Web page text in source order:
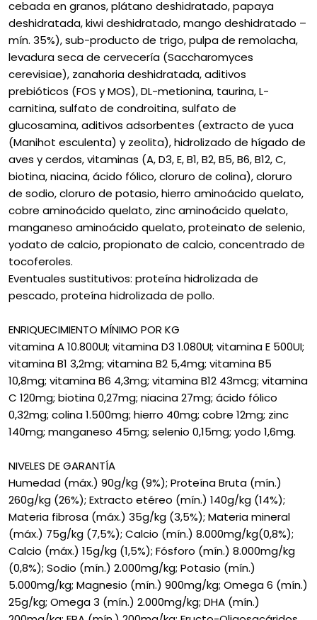
cebada en granos, plátano deshidratado, papaya
deshidratada, kiwi deshidratado, mango deshidratado –
mín. 35%), sub-producto de trigo, pulpa de remolacha,
levadura seca de cervecería (Saccharomyces
cerevisiae), zanahoria deshidratada, aditivos
prebióticos (FOS y MOS), DL-metionina, taurina, L-
carnitina, sulfato de condroitina, sulfato de
glucosamina, aditivos adsorbentes (extracto de yuca
(Manihot esculenta) y zeolita), hidrolizado de hígado de
aves y cerdos, vitaminas (A, D3, E, B1, B2, B5, B6, B12, C,
biotina, niacina, ácido fólico, cloruro de colina), cloruro
de sodio, cloruro de potasio, hierro aminoácido quelato,
cobre aminoácido quelato, zinc aminoácido quelato,
manganeso aminoácido quelato, proteinato de selenio,
yodato de calcio, propionato de calcio, concentrado de
tocoferoles.
Eventuales sustitutivos: proteína hidrolizada de
pescado, proteína hidrolizada de pollo.
ENRIQUECIMIENTO MÍNIMO POR KG
vitamina A 10.800UI; vitamina D3 1.080UI; vitamina E 500UI;
vitamina B1 3,2mg; vitamina B2 5,4mg; vitamina B5
10,8mg; vitamina B6 4,3mg; vitamina B12 43mcg; vitamina
C 120mg; biotina 0,27mg; niacina 27mg; ácido fólico
0,32mg; colina 1.500mg; hierro 40mg; cobre 12mg; zinc
140mg; manganeso 45mg; selenio 0,15mg; yodo 1,6mg.
NIVELES DE GARANTÍA
Humedad (máx.) 90g/kg (9%); Proteína Bruta (mín.)
260g/kg (26%); Extracto etéreo (mín.) 140g/kg (14%);
Materia fibrosa (máx.) 35g/kg (3,5%); Materia mineral
(máx.) 75g/kg (7,5%); Calcio (mín.) 8.000mg/kg(0,8%);
Calcio (máx.) 15g/kg (1,5%); Fósforo (mín.) 8.000mg/kg
(0,8%); Sodio (mín.) 2.000mg/kg; Potasio (mín.)
5.000mg/kg; Magnesio (mín.) 900mg/kg; Omega 6 (mín.)
25g/kg; Omega 3 (mín.) 2.000mg/kg; DHA (mín.)